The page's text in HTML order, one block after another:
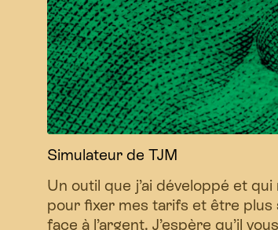
Simulateur de TJM
Un outil que j’ai développé et qui
pour fixer mes tarifs et être plus
face à l’argent. J’espère qu’il